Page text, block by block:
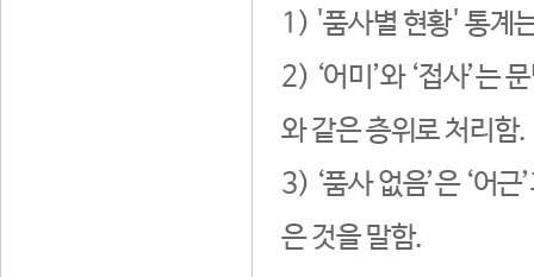
1) '품사별 현황' 통계
2) ‘어미’와 ‘접사’는
와 같은 층위로 처리함.
3) ‘품사 없음’은 ‘어
은 것을 말함.